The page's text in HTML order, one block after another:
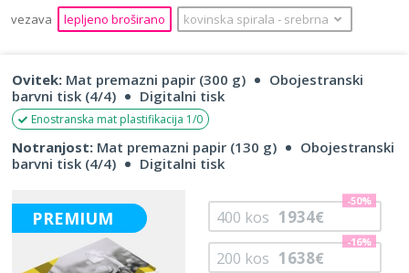
Išči
vezava
lepljeno broširano kovinska spirala ‐ srebrna
Ovitek: Mat premazni papir (300 g)
Obojestranski
barvni tisk (4/4)
Digitalni tisk
Enostranska mat plastifikacija 1/0
Notranjost: Mat premazni papir (130 g)
Obojestranski
barvni tisk (4/4)
Digitalni tisk
PREMIUM
200 kos 1638€
-16%
400 kos 1934€
-50%